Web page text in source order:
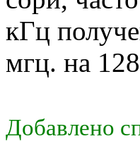
кГц
мгц. на
Добавлено